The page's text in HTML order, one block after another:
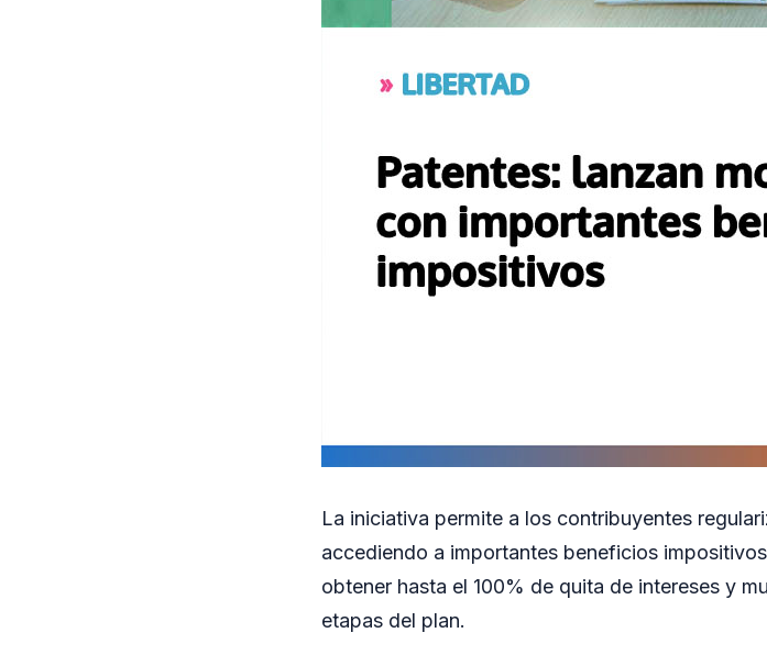
La iniciativa permite a los contribuyentes
accediendo a importantes beneficios
obtener hasta el 100% de quita de intereses y
etapas del plan.